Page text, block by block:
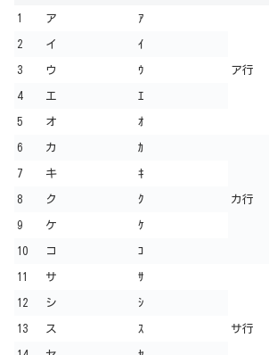
1 ア ｱ
ア行
2 イ ｲ
3 ウ ｳ
4 エ ｴ
5 オ ｵ
6 カ ｶ
カ行
7 キ ｷ
8 ク ｸ
9 ケ ｹ
10 コ ｺ
11 サ ｻ
サ行
12 シ ｼ
13 ス ｽ